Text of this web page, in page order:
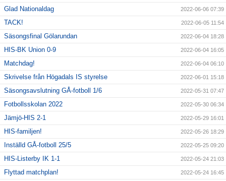
Glad Nationaldag 2022-06-06 07:39
TACK! 2022-06-05 11:54
Säsongsfinal Gölarundan 2022-06-04 18:28
HIS-BK Union 0-9 2022-06-04 16:05
Matchdag! 2022-06-04 06:10
Skrivelse från Högadals IS styrelse 2022-06-01 15:18
Säsongsavslutning GÅ-fotboll 1/6 2022-05-31 07:47
Fotbollsskolan 2022 2022-05-30 06:34
Jämjö-HIS 2-1 2022-05-29 16:01
HIS-familjen! 2022-05-26 18:29
Inställd GÅ-fotboll 25/5 2022-05-25 09:20
HIS-Listerby IK 1-1 2022-05-24 21:03
Flyttad matchplan! 2022-05-24 16:45